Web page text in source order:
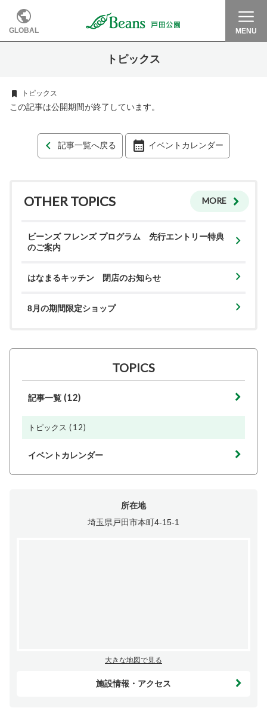
GLOBAL MENU
トピックス
トピックス
この記事は公開期間が終了しています。
記事一覧へ戻る イベントカレンダー
OTHER TOPICS MORE
ビーンズ フレンズ プログラム 先行エントリー特典
のご案内
はなまるキッチン 閉店のお知らせ
8月の期間限定ショップ
TOPICS
記事一覧 (12)
トピックス (12)
イベントカレンダー
所在地
埼玉県戸田市本町4-15-1
大きな地図で見る
施設情報・アクセス